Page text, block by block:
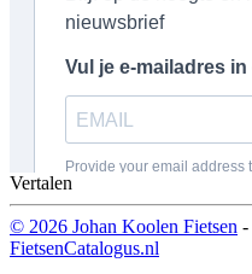
Vertalen
© 2026 Johan Koolen Fietsen -
FietsenCatalogus.nl